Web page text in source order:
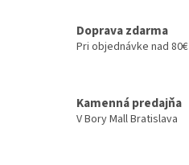
Doprava zdarma
Pri objednávke nad 80€
Kamenná predajňa
V Bory Mall Bratislava